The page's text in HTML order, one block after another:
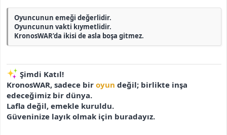
Oyuncunun emeği değerlidir.
Oyuncunun vakti kıymetlidir.
KronosWAR’da ikisi de asla boşa gitmez.
Şimdi Katıl!
KronosWAR, sadece bir oyun değil; birlikte inşa
edeceğimiz bir dünya.
Lafla değil, emekle kuruldu.
Güveninize layık olmak için buradayız.